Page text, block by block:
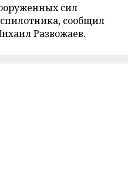
сил
сообщил
Развожаев.